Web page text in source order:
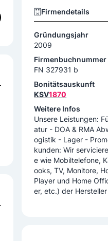
Firmendetails
Gründungsjahr
2009
Firmenbuchnummer
FN 327931 b
Bonitätsauskunft
KSV1870
Weitere Infos
Unsere Leistungen:
atur - DOA & RMA
ogistik - Lager -
kunden: Wir
e wie Mobiltelefone,
ooks, TV, Monitore,
Player und Home
er, etc.) der